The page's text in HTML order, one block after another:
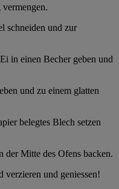
schneiden und zur
in einen Becher geben und
und zu einem glatten
belegtes Blech setzen
Mitte des Ofens backen.
und geniessen!